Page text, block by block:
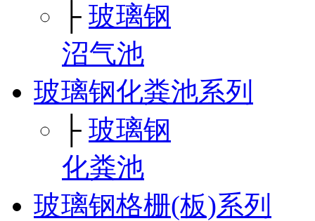
├ 玻璃钢
沼气池
玻璃钢化粪池系列
├ 玻璃钢
化粪池
玻璃钢格栅(板)系列